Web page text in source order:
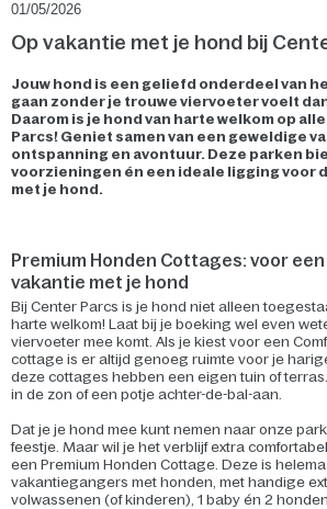
01/05/2026
Op vakantie met je hond bij
Jouw hond is een geliefd onderdeel van
gaan zonder je trouwe viervoeter voelt
Daarom is je hond van harte welkom op
Parcs! Geniet samen van een geweldige
ontspanning en avontuur. Deze parken
voorzieningen én een ideale ligging voor
met je hond.
Premium Honden Cottages: voor
vakantie met je hond
Bij Center Parcs is je hond niet alleen
harte welkom! Laat bij je boeking wel even
viervoeter mee komt. Als je kiest voor een
cottage is er altijd genoeg ruimte voor je
deze cottages hebben een eigen tuin of
in de zon of een potje achter-de-bal-aan.
Dat je je hond mee kunt nemen naar onze
feestje. Maar wil je het verblijf extra
een Premium Honden Cottage. Deze is
vakantiegangers met honden, met handige
volwassenen (of kinderen), 1 baby én 2